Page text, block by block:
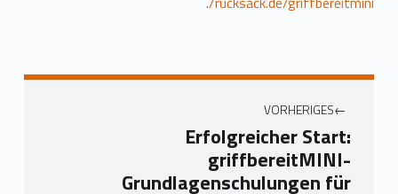
VORHERIGES
Erfolgreicher Start:
griffbereitMINI-
Grundlagenschulungen für